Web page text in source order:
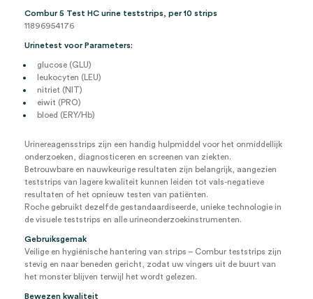
Combur 5 Test HC urine teststrips, per 10 strips
11896954176
Urinetest voor Parameters:
glucose (GLU)
leukocyten (LEU)
nitriet (NIT)
eiwit (PRO)
bloed (ERY/Hb)
Urinereagensstrips zijn een handig hulpmiddel voor het onmiddellijk
onderzoeken, diagnosticeren en screenen van ziekten.
Betrouwbare en nauwkeurige resultaten zijn belangrijk, aangezien
teststrips van lagere kwaliteit kunnen leiden tot vals-negatieve
resultaten of het opnieuw testen van patiënten.
Roche gebruikt dezelfde gestandaardiseerde, unieke technologie in
de visuele teststrips en alle urineonderzoekinstrumenten.
Gebruiksgemak
Veilige en hygiënische hantering van strips – Combur teststrips zijn
stevig en naar beneden gericht, zodat uw vingers uit de buurt van
het monster blijven terwijl het wordt gelezen.
Bewezen kwaliteit